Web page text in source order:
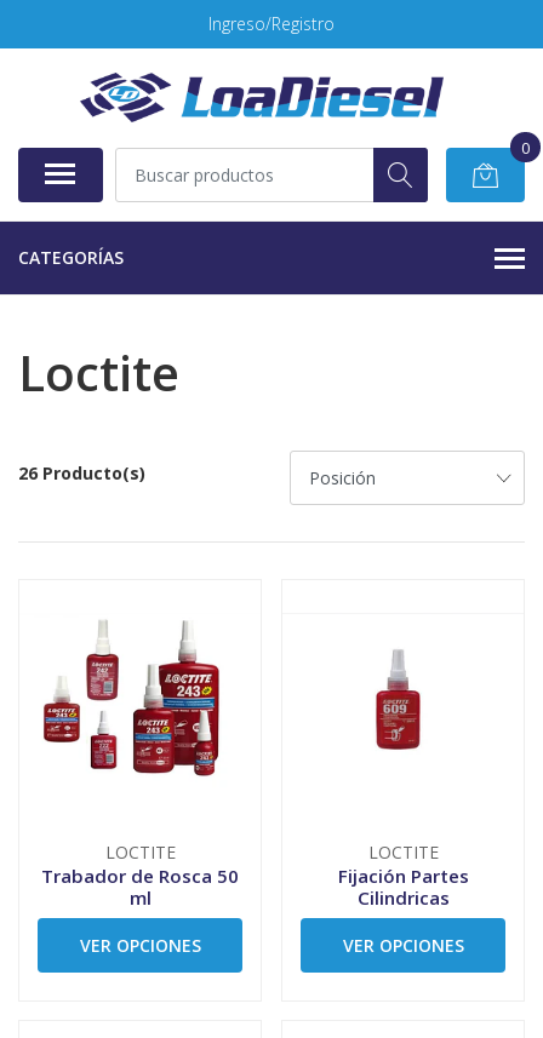
Ingreso/Registro
0
CATEGORÍAS
Loctite
26 Producto(s)
LOCTITE
Trabador de Rosca 50
ml
VER OPCIONES
LOCTITE
Fijación Partes
Cilindricas
VER OPCIONES